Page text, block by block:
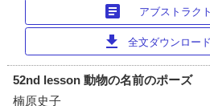
article アブストラク
download 全文ダウンロー
52nd lesson 動物の名前のポーズ
楠原史子